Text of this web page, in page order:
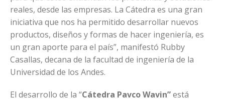
reales, desde las empresas. La Cátedra es una gran
iniciativa que nos ha permitido desarrollar nuevos
productos, diseños y formas de hacer ingeniería, es
un gran aporte para el país”, manifestó Rubby
Casallas, decana de la facultad de ingeniería de la
Universidad de los Andes.
El desarrollo de la “Cátedra Pavco Wavin”está